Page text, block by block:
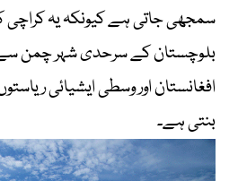
سمجھی جاتی ہے کیونکہ یہ کراچی
بلوچستان کے سرحدی شہر چمن
افغانستان اور وسطی ایشیائی
بنتی ہے۔